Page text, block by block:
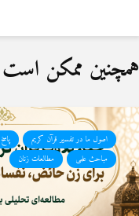
همچنین ممکن است
اصول ما در تفسیر قرآن کریم
مباحث علمی
مطالعات زنان